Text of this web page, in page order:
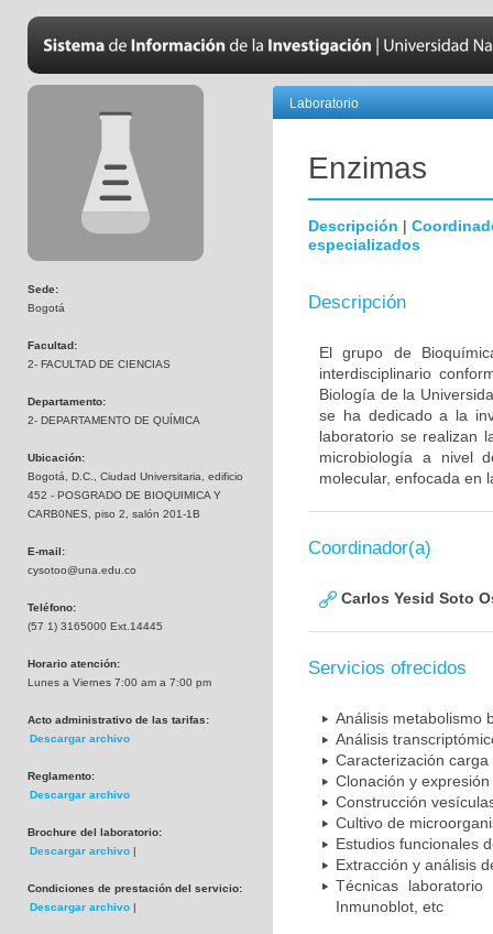
Sede:
Bogotá
Facultad:
2- FACULTAD DE CIENCIAS
Departamento:
2- DEPARTAMENTO DE QUÍMICA
Ubicación:
Bogotá, D.C., Ciudad Universitaria, edificio
452 - POSGRADO DE BIOQUIMICA Y
CARB0NES, piso 2, salón 201-1B
E-mail:
cysotoo@una.edu.co
Teléfono:
(57 1) 3165000 Ext.14445
Horario atención:
Lunes a Viernes 7:00 am a 7:00 pm
Acto administrativo de las tarifas:
Descargar archivo
Reglamento:
Descargar archivo
Brochure del laboratorio:
Descargar archivo |
Condiciones de prestación del servicio:
Descargar archivo |
Laboratorio
Enzimas
Descripción |
especializados
Descripción
El grupo de
interdisciplinario
Biología de la
se ha dedicado a la
laboratorio se realizan
microbiología a nivel
molecular, enfocada en
Coordinador(a)
Carlos Yesid Soto
Servicios ofrecidos
Análisis metabolismo
Análisis
Caracterización
Clonación y
Construcción
Cultivo de
Estudios funcionales
Extracción y análisis
Técnicas laboratorio
Inmunoblot, etc